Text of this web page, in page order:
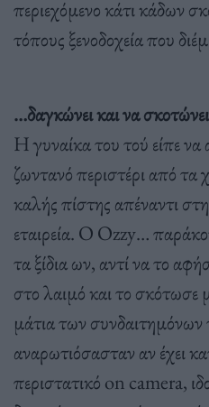
περιεχόμενο κάτι κάδων
τόπους ξενοδοχεία που
…δαγκώνει και να
Η γυναίκα του τού είπε να
ζωντανό περιστέρι από τα
καλής πίστης απέναντι
εταιρεία. Ο Ozzy…
τα ξίδια ων, αντί να το
στο λαιμό και το
μάτια των
αναρωτιόσασταν αν έχει
περιστατικό on camera,